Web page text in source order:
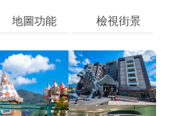
地圖功能 檢視街景